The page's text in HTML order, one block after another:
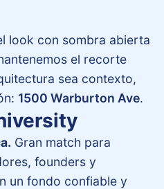
look con sombra abierta
el recorte
sea contexto,
1500 Warburton Ave.
Gran match para
founders y
un fondo confiable y